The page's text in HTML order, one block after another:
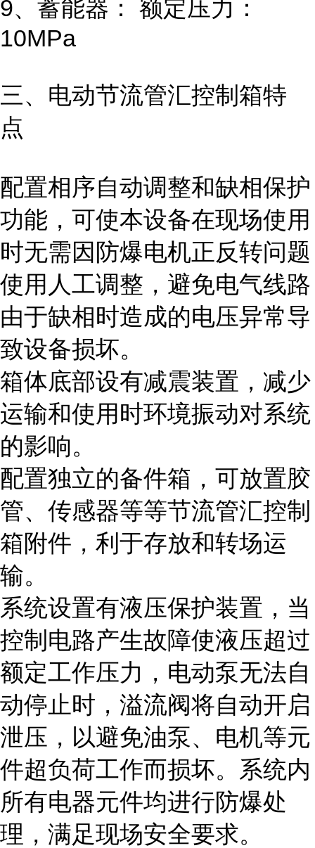
9、蓄能器：
额定压力：
10MPa
三、电动节流管汇控制箱特
点
配置相序自动调整和缺相保护
功能，可使本设备在现场使用
时无需因防爆电机正反转问题
使用人工调整，避免电气线路
由于缺相时造成的电压异常导
致设备损坏。
箱体底部设有减震装置，减少
运输和使用时环境振动对系统
的影响。
配置独立的备件箱，可放置胶
管、传感器等等节流管汇控制
箱附件，利于存放和转场运
输。
系统设置有液压保护装置，当
控制电路产生故障使液压超过
额定工作压力，电动泵无法自
动停止时，溢流阀将自动开启
泄压，以避免油泵、电机等元
件超负荷工作而损坏。系统内
所有电器元件均进行防爆处
理，满足现场安全要求。